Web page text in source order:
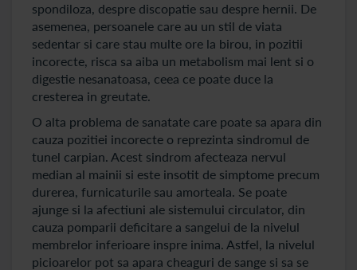
spondiloza, despre discopatie sau despre hernii. De
asemenea, persoanele care au un stil de viata
sedentar si care stau multe ore la birou, in pozitii
incorecte, risca sa aiba un metabolism mai lent si o
digestie nesanatoasa, ceea ce poate duce la
cresterea in greutate.
O alta problema de sanatate care poate sa apara din
cauza pozitiei incorecte o reprezinta sindromul de
tunel carpian. Acest sindrom afecteaza nervul
median al mainii si este insotit de simptome precum
durerea, furnicaturile sau amorteala. Se poate
ajunge si la afectiuni ale sistemului circulator, din
cauza pomparii deficitare a sangelui de la nivelul
membrelor inferioare inspre inima. Astfel, la nivelul
picioarelor pot sa apara cheaguri de sange si sa se